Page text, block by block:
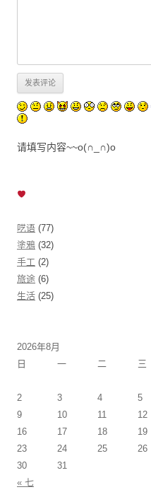
请填写内容~~o(∩_∩)o
呓语 (77)
塗鴉 (32)
手工 (2)
旅途 (6)
生活 (25)
2026年8月
日
一 二 三
« 七
2
3 4 5
9
10 11 12
16
17 18 19
23
24 25 26
30
31